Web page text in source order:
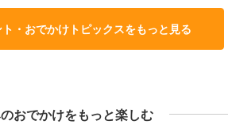
・おでかけトピックスをもっと見る
おでかけをもっと楽しむ